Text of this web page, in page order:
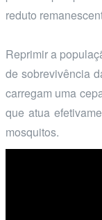
reduto
Reprimir a
de sobrevivência
carregam uma
que atua
mosquitos.